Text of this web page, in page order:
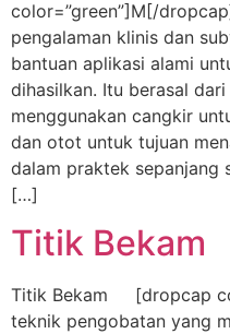
color=”green”]M[/
pengalaman klinis dan
bantuan aplikasi alami
dihasilkan. Itu berasal
menggunakan cangkir
dan otot untuk tujuan
dalam praktek sepanjang
[…]
Titik Bekam
Titik Bekam [dropcap
teknik pengobatan yang